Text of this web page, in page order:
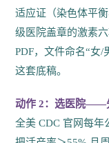
适应证（染色体平
级医院盖章的激素
PDF，文件命名“女/
这套底稿。
动作 2：选医院——
全美 CDC 官网每年